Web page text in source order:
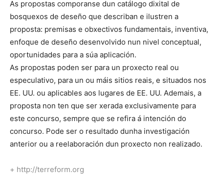
As propostas comporanse dun catálogo dixital de
bosquexos de deseño que describan e ilustren a
proposta: premisas e obxectivos fundamentais, inventiva,
enfoque de deseño desenvolvido nun nivel conceptual,
oportunidades para a súa aplicación.
As propostas poden ser para un proxecto real ou
especulativo, para un ou máis sitios reais, e situados nos
EE. UU. ou aplicables aos lugares de EE. UU. Ademais, a
proposta non ten que ser xerada exclusivamente para
este concurso, sempre que se refira á intención do
concurso. Pode ser o resultado dunha investigación
anterior ou a reelaboración dun proxecto non realizado.
+ http://terreform.org